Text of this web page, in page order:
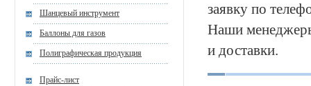
Шанцевый инструмент
Баллоны для газов
Полиграфическая продукция
Прайс-лист
заявку по
Наши
и доставки.